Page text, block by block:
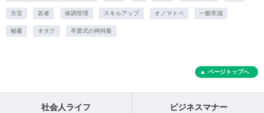
方言 若者 体調管理 スキルアップ オノマトペ 一般常識
秘書 オタク 卒業式の袴特集
ページトップへ
社会人ライフ ビジネスマナー